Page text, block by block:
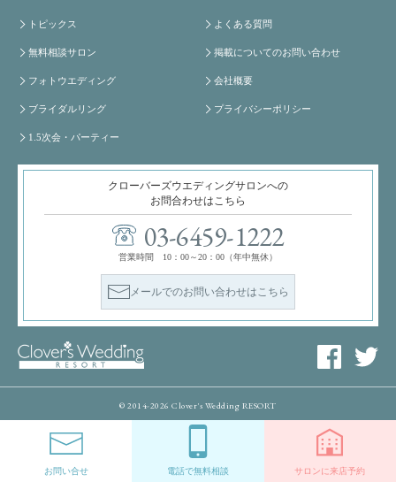
トピックス
無料相談サロン
フォトウエディング
ブライダルリング
1.5次会・パーティー
よくある質問
掲載についてのお問い合わせ
会社概要
プライバシーポリシー
クローバーズウエディングサロンへの
お問合わせはこちら
03-6459-1222
営業時間 10：00～20：00（年中無休）
メールでのお問い合わせはこちら
© 2014-2026 Clover's Wedding RESORT
お問い合せ 電話で無料相談 サロンに来店予約